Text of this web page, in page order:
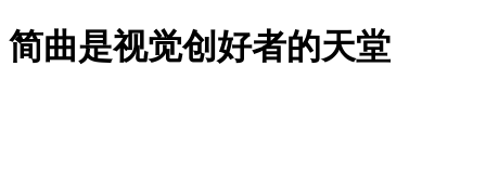
简曲是视觉创好者的天堂